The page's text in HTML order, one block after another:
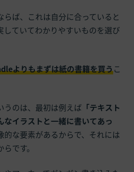
らば、これは自分に合っていると
していてわかりやすいものを選び
よりもまずは紙の書籍を買うこ
うのは、最初は例えば 「テキスト
なイラストと一緒に書いてあっ
的な要素があるからで、それには
です。